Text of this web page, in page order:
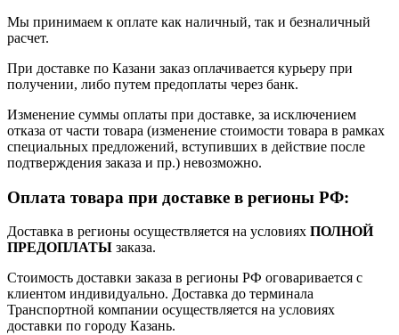
Мы принимаем к оплате как наличный, так и безналичный
расчет.
При доставке по Казани заказ оплачивается курьеру при
получении, либо путем предоплаты через банк.
Изменение суммы оплаты при доставке, за исключением
отказа от части товара (изменение стоимости товара в рамках
специальных предложений, вступивших в действие после
подтверждения заказа и пр.) невозможно.
Оплата товара при доставке в регионы РФ:
Доставка в регионы осуществляется на условиях ПОЛНОЙ
ПРЕДОПЛАТЫ заказа.
Стоимость доставки заказа в регионы РФ оговаривается с
клиентом индивидуально. Доставка до терминала
Транспортной компании осуществляется на условиях
доставки по городу Казань.